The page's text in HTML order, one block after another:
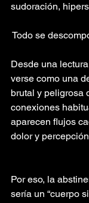
sudoración,
Todo se
Desde una
verse como una
brutal y peligrosa
conexiones
aparecen flujos
dolor y
Por eso, la
sería un “cuerpo